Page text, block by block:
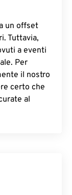
un offset
Tuttavia,
a eventi
Per
il nostro
certo che
al